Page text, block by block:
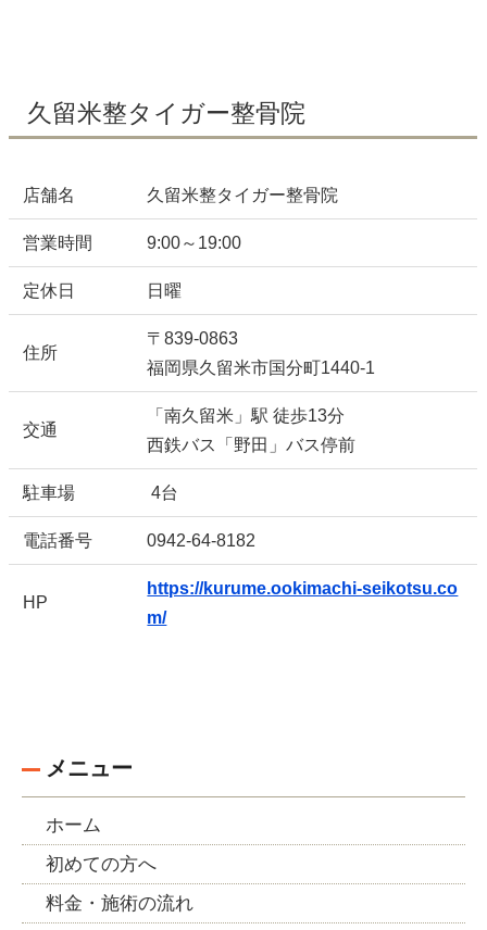
久留米整タイガー整骨院
店舗名 久留米整タイガー整骨院
営業時間 9:00～19:00
定休日 日曜
住所
〒839-0863
福岡県久留米市国分町1440-1
交通
「南久留米」駅 徒歩13分
西鉄バス「野田」バス停前
駐車場 4台
電話番号 0942-64-8182
HP
https://kurume.ookimachi-seikotsu.co
m/
メニュー
ホーム
初めての方へ
料金・施術の流れ